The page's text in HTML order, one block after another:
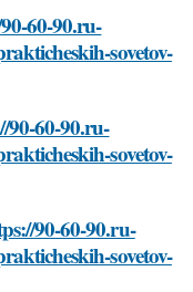
60-90.ru-
sovetov-
60-90.ru-
sovetov-
90-60-90.ru-
sovetov-